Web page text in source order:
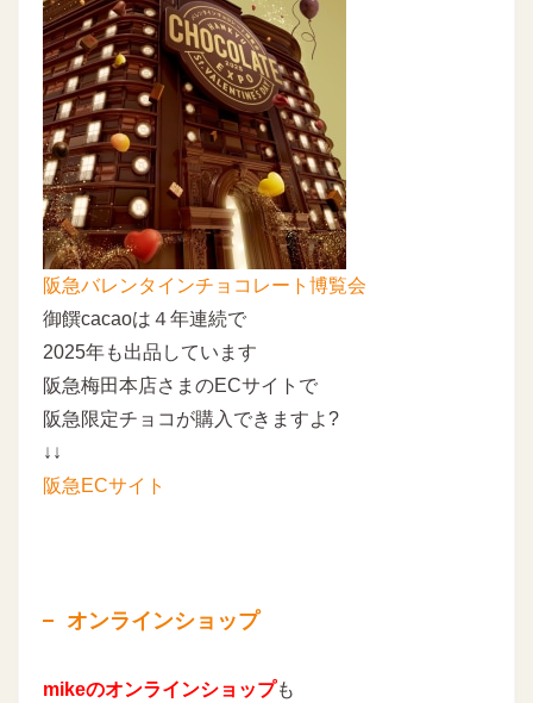
阪急バレンタインチョコレート博覧会
御饌cacaoは４年連続で
2025年も出品しています
阪急梅田本店さまのECサイトで
阪急限定チョコが購入できますよ?
↓↓
阪急ECサイト
オンラインショップ
mikeのオンラインショップも